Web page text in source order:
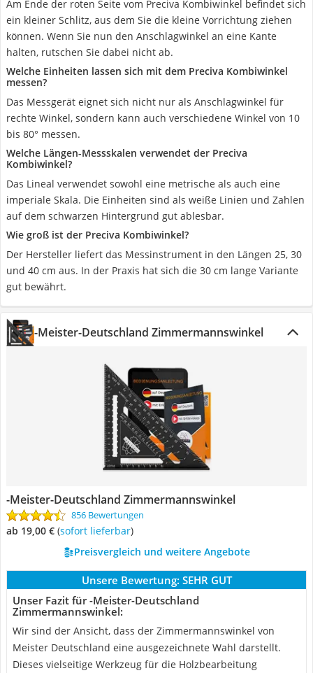
Am Ende der roten Seite vom Preciva Kombiwinkel befindet sich
ein kleiner Schlitz, aus dem Sie die kleine Vorrichtung ziehen
können. Wenn Sie nun den Anschlagwinkel an eine Kante
halten, rutschen Sie dabei nicht ab.
Welche Einheiten lassen sich mit dem Preciva Kombiwinkel
messen?
Das Messgerät eignet sich nicht nur als Anschlagwinkel für
rechte Winkel, sondern kann auch verschiedene Winkel von 10
bis 80° messen.
Welche Längen-Messskalen verwendet der Preciva
Kombiwinkel?
Das Lineal verwendet sowohl eine metrische als auch eine
imperiale Skala. Die Einheiten sind als weiße Linien und Zahlen
auf dem schwarzen Hintergrund gut ablesbar.
Wie groß ist der Preciva Kombiwinkel?
Der Hersteller liefert das Messinstrument in den Längen 25, 30
und 40 cm aus. In der Praxis hat sich die 30 cm lange Variante
gut bewährt.
-Meister-Deutschland Zimmermannswinkel
-Meister-Deutschland Zimmermannswinkel
856 Bewertungen
ab 19,00 € ( Sofort lieferbar)
Preisvergleich und weitere Angebote
Unsere Bewertung: SEHR GUT
Unser Fazit für -Meister-Deutschland
Zimmermannswinkel:
Wir sind der Ansicht, dass der Zimmermannswinkel von
Meister Deutschland eine ausgezeichnete Wahl darstellt.
Dieses vielseitige Werkzeug für die Holzbearbeitung